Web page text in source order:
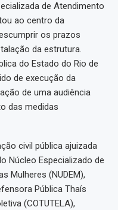
de Atendimento
ao centro da
os prazos
da estrutura.
do Estado do Rio de
de execução da
de uma audiência
das medidas
civil pública ajuizada
Núcleo Especializado de
Mulheres (NUDEM),
Pública Thaís
(COTUTELA),